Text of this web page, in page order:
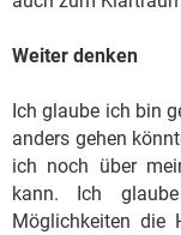
Weiter denken
Ich glaube ich bin
anders gehen
ich noch über
kann. Ich
Möglichkeiten die